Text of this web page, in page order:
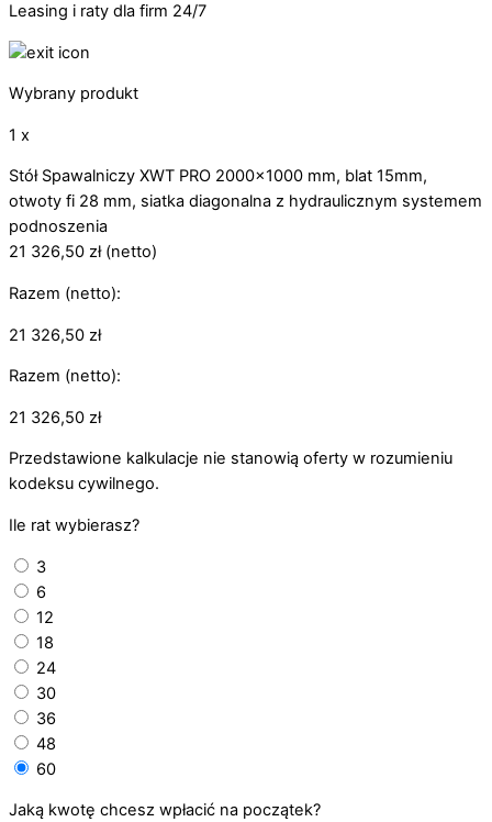
Leasing i raty dla firm 24/7
Wybrany produkt
1 x
Stół Spawalniczy XWT PRO 2000x1000 mm, blat 15mm,
otwoty fi 28 mm, siatka diagonalna z hydraulicznym systemem
podnoszenia
21 326,50 zł(netto)
Razem (netto):
21 326,50 zł
Razem (netto):
21 326,50 zł
Przedstawione kalkulacje nie stanowią oferty w rozumieniu
kodeksu cywilnego.
Ile rat wybierasz?
3
6
12
18
24
30
36
48
60
Jaką kwotę chcesz wpłacić na początek?